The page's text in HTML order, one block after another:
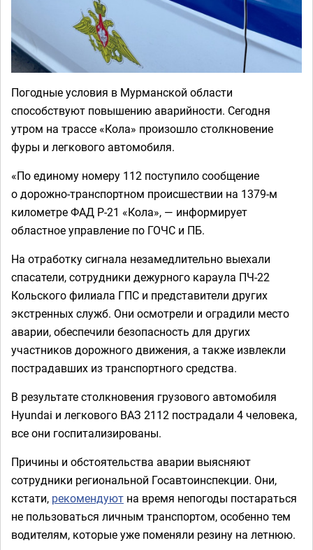
Погодные условия в Мурманской области
способствуют повышению аварийности. Сегодня
утром на трассе «Кола» произошло столкновение
фуры и легкового автомобиля.
«По единому номеру 112 поступило сообщение
о дорожно-транспортном происшествии на 1379-м
километре ФАД Р-21 «Кола», — информирует
областное управление по ГОЧС и ПБ.
На отработку сигнала незамедлительно выехали
спасатели, сотрудники дежурного караула ПЧ-22
Кольского филиала ГПС и представители других
экстренных служб. Они осмотрели и оградили место
аварии, обеспечили безопасность для других
участников дорожного движения, а также извлекли
пострадавших из транспортного средства.
В результате столкновения грузового автомобиля
Hyundai и легкового ВАЗ 2112 пострадали 4 человека,
все они госпитализированы.
Причины и обстоятельства аварии выясняют
сотрудники региональной Госавтоинспекции. Они,
кстати, рекомендуют на время непогоды постараться
не пользоваться личным транспортом, особенно тем
водителям, которые уже поменяли резину на летнюю.